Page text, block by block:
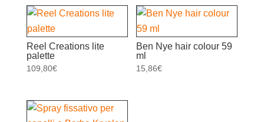
Reel Creations lite
palette
109,80€
Ben Nye hair colour 59
ml
15,86€